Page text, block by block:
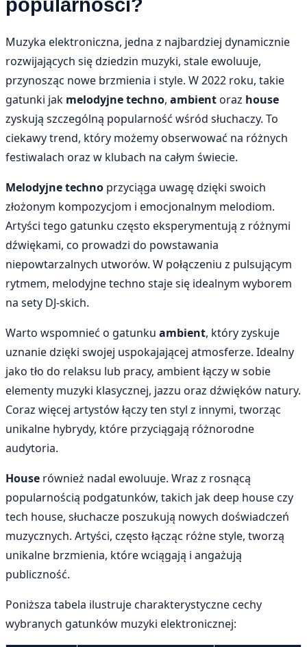
popularności?
Muzyka elektroniczna, jedna z najbardziej dynamicznie
rozwijających się dziedzin muzyki, stale ewoluuje,
przynosząc nowe brzmienia i style. W 2022 roku, takie
gatunki jak melodyjne techno, ambientoraz house
zyskują szczególną popularność wśród słuchaczy. To
ciekawy trend, który możemy obserwować na różnych
festiwalach oraz w klubach na całym świecie.
Melodyjne techno przyciąga uwagę dzięki swoich
złożonym kompozycjom i emocjonalnym melodiom.
Artyści tego gatunku często eksperymentują z różnymi
dźwiękami, co prowadzi do powstawania
niepowtarzalnych utworów. W połączeniu z pulsującym
rytmem, melodyjne techno staje się idealnym wyborem
na sety DJ-skich.
Warto wspomnieć o gatunku ambient, który zyskuje
uznanie dzięki swojej uspokajającej atmosferze. Idealny
jako tło do relaksu lub pracy, ambient łączy w sobie
elementy muzyki klasycznej, jazzu oraz dźwięków natury.
Coraz więcej artystów łączy ten styl z innymi, tworząc
unikalne hybrydy, które przyciągają różnorodne
audytoria.
House również nadal ewoluuje. Wraz z rosnącą
popularnością podgatunków, takich jak deep house czy
tech house, słuchacze poszukują nowych doświadczeń
muzycznych. Artyści, często łącząc różne style, tworzą
unikalne brzmienia, które wciągają i angażują
publiczność.
Poniższa tabela ilustruje charakterystyczne cechy
wybranych gatunków muzyki elektronicznej: